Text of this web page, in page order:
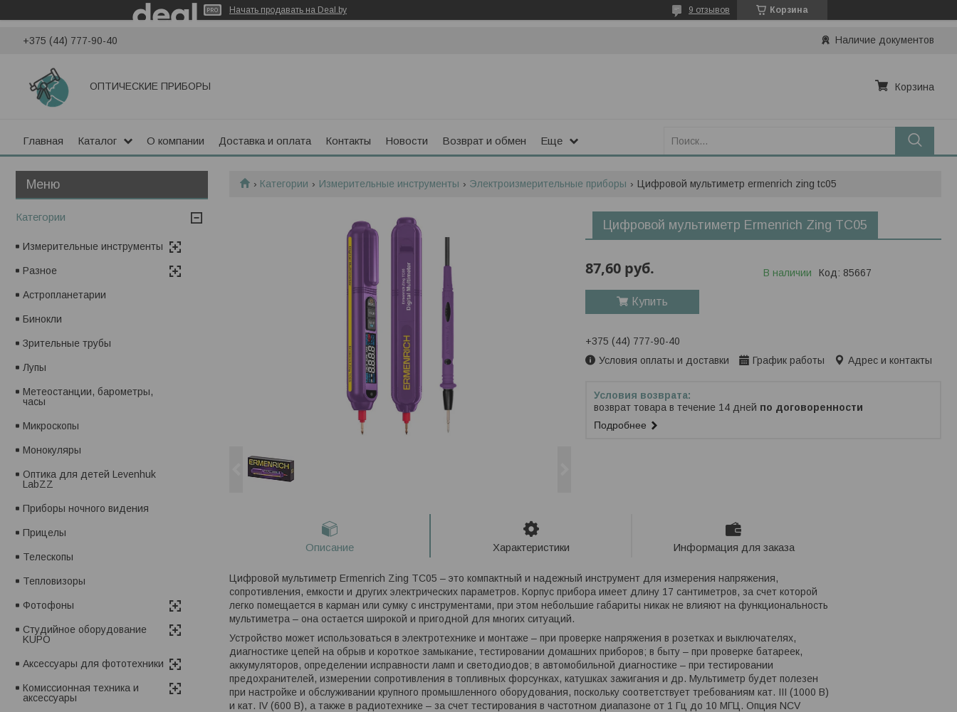
Начать продавать на Deal.by Корзина
9 отзывов
+375 (44) 777-90-40 Наличие документов
ОПТИЧЕСКИЕ ПРИБОРЫ Корзина
Главная Каталог О компании Доставка и оплата Контакты Новости Возврат и обмен Еще
Категории Измерительные инструменты Электроизмерительные приборы Цифровой мультиметр ermenrich zing tc05
Цифровой мультиметр Ermenrich Zing TC05
87,60 руб. В наличии Код: 85667
Купить
+375 (44) 777-90-40
Условия оплаты и доставки
График работы Адрес и контакты
возврат товара в течение 14 дней по договоренности
Подробнее
Описание Характеристики Информация для заказа
Цифровой мультиметр Ermenrich Zing TC05 – это компактный и надежный инструмент для измерения напряжения,
сопротивления, емкости и других электрических параметров. Корпус прибора имеет длину 17 сантиметров, за счет которой
легко помещается в карман или сумку с инструментами, при этом небольшие габариты никак не влияют на функциональность
мультиметра – она остается широкой и пригодной для многих ситуаций.
Устройство может использоваться в электротехнике и монтаже – при проверке напряжения в розетках и выключателях,
диагностике цепей на обрыв и короткое замыкание, тестировании домашних приборов; в быту – при проверке батареек,
аккумуляторов, определении исправности ламп и светодиодов; в автомобильной диагностике – при тестировании
предохранителей, измерении сопротивления в топливных форсунках, катушках зажигания и др. Мультиметр будет полезен
при настройке и обслуживании крупного промышленного оборудования, поскольку соответствует требованиям кат. III (1000 В)
и кат. IV (600 В), а также в радиотехнике – за счет тестирования в частотном диапазоне от 1 Гц до 10 МГЦ. Опция NCV
Категории
Измерительные инструменты
Разное
Астропланетарии
Бинокли
Зрительные трубы
Лупы
Метеостанции, барометры,
часы
Микроскопы
Монокуляры
Оптика для детей Levenhuk
LabZZ
Приборы ночного видения
Прицелы
Телескопы
Тепловизоры
Фотофоны
Студийное оборудование
KUPO
Аксессуары для фототехники
Комиссионная техника и
аксессуары